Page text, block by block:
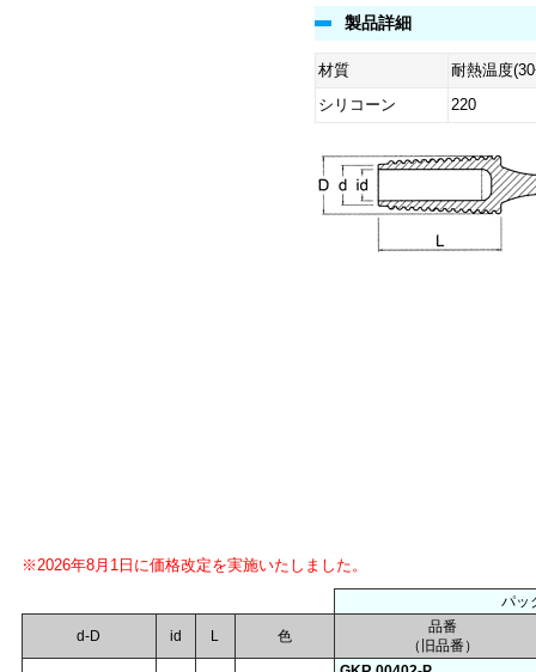
製品詳細
材質
耐熱温度
シリコーン
220
※2026年8月1日に価格改定を実施いたしました。
パッ
d-D id L 色
品番
（旧品番）